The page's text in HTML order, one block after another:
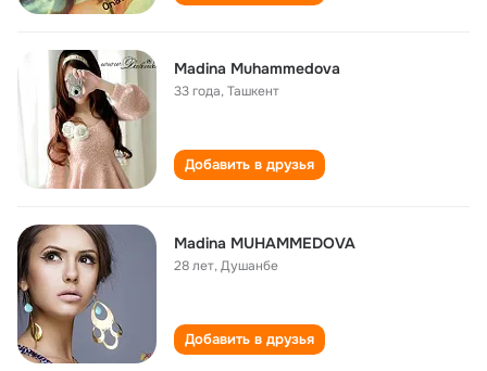
Madina Muhammedova
33 года,Ташкент
Добавить в друзья
Madina MUHAMMEDOVA
28 лет,Душанбе
Добавить в друзья